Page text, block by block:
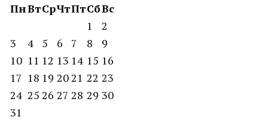
ПнВтСрЧтПтСбВс
1
2
3
4 5 6 7 8
9
10 11 12 13 14 15 16
17 18 19 2021 22 23
24 25 26 27 28 29 30
31